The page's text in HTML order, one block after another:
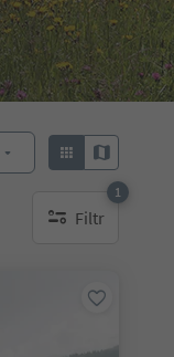
Filtr
1
1 aktywny filtr